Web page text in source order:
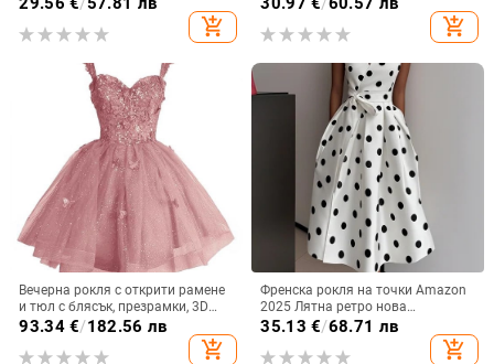
широка ежедневна едноцветна
рокля с джобове Дамско облекло
add_shopping_cart
и американска, трансгранична,
Amazon, 2025 г.
add_shopping_cart
Вечерна рокля с открити рамене
и тюл с блясък, презрамки, 3D
мотив пеперуда и пайети, без
ръкави, талия средна, полиестер
93.34€/182.56 лв
add_shopping_cart
Френска рокля на точки Amazon
2025 Лятна ретро нова
темпераментна талия Тънка
35.13 €/68.71 лв
add_shopping_cart